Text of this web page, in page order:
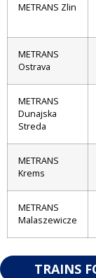
METRANS Zlin
METRANS
Ostrava
METRANS
Dunajska
Streda
METRANS
Krems
METRANS
Malaszewicze
TRAINS